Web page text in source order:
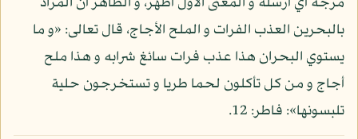
بالبحرين العذب الفرات و الملح الأجاج، قال تعالى: «و ما
يستوي البحران هذا عذب فرات سائغ شرابه و هذا ملح
أجاج و من كل تأكلون لحما طريا و تستخرجون حلية
تلبسونها»: فاطر: 12.